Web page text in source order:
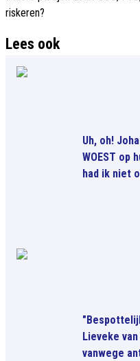
riskeren?
Lees ook
Uh, oh!
WOEST op
had ik niet
Lieveke
vanwege